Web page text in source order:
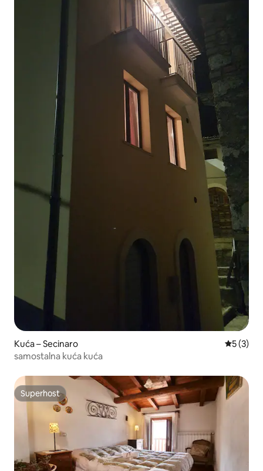
Kuća – Secinaro
5 (3)
samostalna kuća kuća
Superhost
Superhost